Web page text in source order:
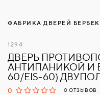
ФАБРИКА ДВЕРЕЙ
1294
ДВЕРЬ
АНТИПАНИКОЙ И
60/EIS-60)
0 0 ОТЗЫВОВ